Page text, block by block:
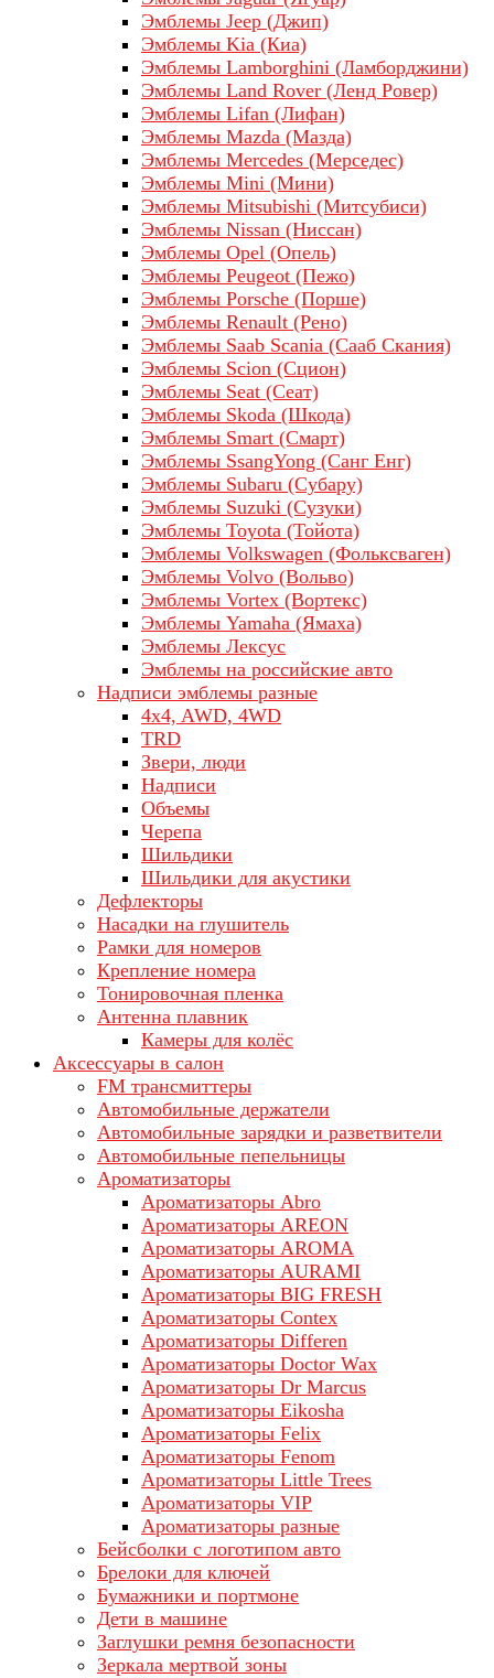
Эмблемы Jeep (Джип)
Эмблемы Kia (Киа)
Эмблемы Lamborghini (Ламборджини)
Эмблемы Land Rover (Ленд Ровер)
Эмблемы Lifan (Лифан)
Эмблемы Mazda (Мазда)
Эмблемы Mercedes (Мерседес)
Эмблемы Mini (Мини)
Эмблемы Mitsubishi (Митсубиси)
Эмблемы Nissan (Ниссан)
Эмблемы Opel (Опель)
Эмблемы Peugeot (Пежо)
Эмблемы Porsche (Порше)
Эмблемы Renault (Рено)
Эмблемы Saab Scania (Сааб Скания)
Эмблемы Scion (Сцион)
Эмблемы Seat (Сеат)
Эмблемы Skoda (Шкода)
Эмблемы Smart (Смарт)
Эмблемы SsangYong (Санг Енг)
Эмблемы Subaru (Субару)
Эмблемы Suzuki (Сузуки)
Эмблемы Toyota (Тойота)
Эмблемы Volkswagen (Фольксваген)
Эмблемы Volvo (Вольво)
Эмблемы Vortex (Вортекс)
Эмблемы Yamaha (Ямаха)
Эмблемы Лексус
Эмблемы на российские авто
Надписи эмблемы разные
4x4, AWD, 4WD
TRD
Звери, люди
Надписи
Объемы
Черепа
Шильдики
Шильдики для акустики
Дефлекторы
Насадки на глушитель
Рамки для номеров
Крепление номера
Тонировочная пленка
Антенна плавник
Камеры для колёс
Аксессуары в салон
FM трансмиттеры
Автомобильные держатели
Автомобильные зарядки и разветвители
Автомобильные пепельницы
Ароматизаторы
Ароматизаторы Abro
Ароматизаторы AREON
Ароматизаторы AROMA
Ароматизаторы AURAMI
Ароматизаторы BIG FRESH
Ароматизаторы Contex
Ароматизаторы Differen
Ароматизаторы Doctor Wax
Ароматизаторы Dr Marcus
Ароматизаторы Eikosha
Ароматизаторы Felix
Ароматизаторы Fenom
Ароматизаторы Little Trees
Ароматизаторы VIP
Ароматизаторы разные
Бейсболки с логотипом авто
Брелоки для ключей
Бумажники и портмоне
Дети в машине
Заглушки ремня безопасности
Зеркала мертвой зоны